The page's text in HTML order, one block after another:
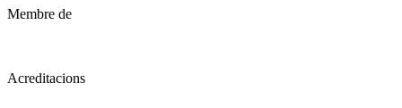
Membre de
Acreditacions